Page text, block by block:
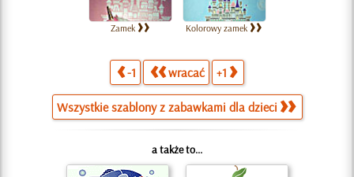
Zamek Kolorowy zamek
-1 wracać +1
Wszystkie szablony z zabawkami dla dzieci
a także to...